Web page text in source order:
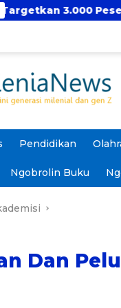
Dukung
Pendidikan
Ngobrolin Buku
Dan